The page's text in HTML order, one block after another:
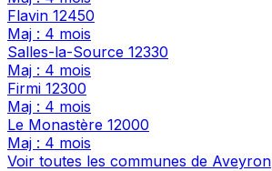
Flavin 12450
Maj : 4 mois
Salles-la-Source 12330
Maj : 4 mois
Firmi 12300
Maj : 4 mois
Le Monastère 12000
Maj : 4 mois
Voir toutes les communes de Aveyron